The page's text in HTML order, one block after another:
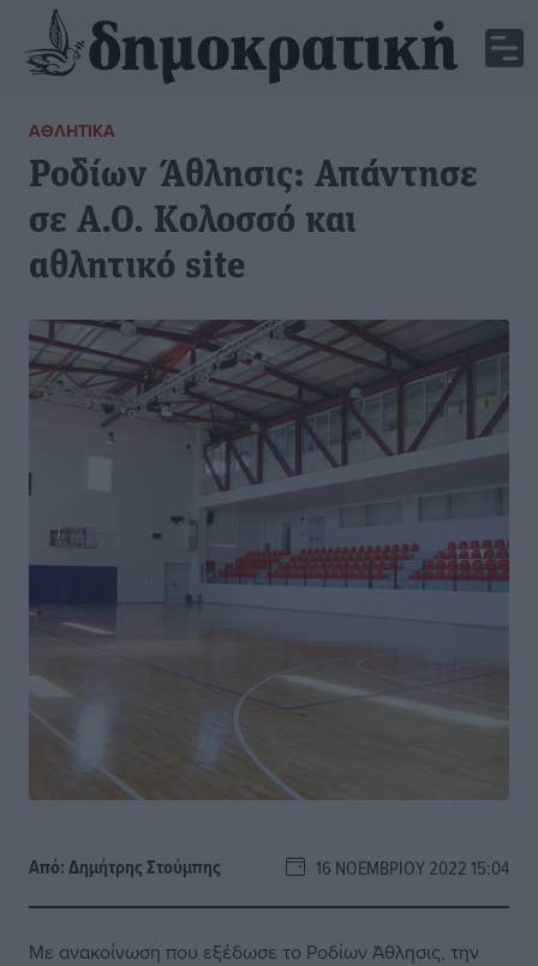
ΑΘΛΗΤΙΚΆ
Ροδίων Άθλησις: Απάντησε
σε Α.Ο. Κολοσσό και
αθλητικό site
Από:Δημήτρης Στούμπης 16 ΝΟΕΜΒΡΊΟΥ 2022 15:04
Με ανακοίνωση που εξέδωσε το Ροδίων Άθλησις, την